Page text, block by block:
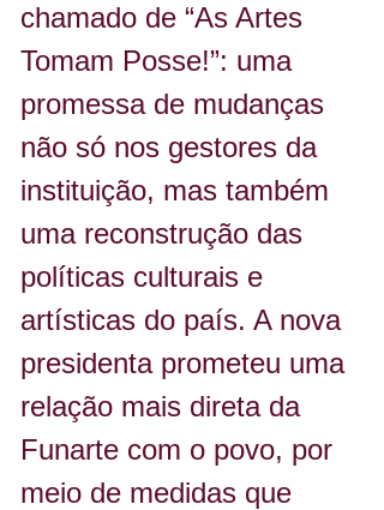
chamado de “As Artes
Tomam Posse!”: uma
promessa de mudanças
não só nos gestores da
instituição, mas também
uma reconstrução das
políticas culturais e
artísticas do país. A nova
presidenta prometeu uma
relação mais direta da
Funarte com o povo, por
meio de medidas que